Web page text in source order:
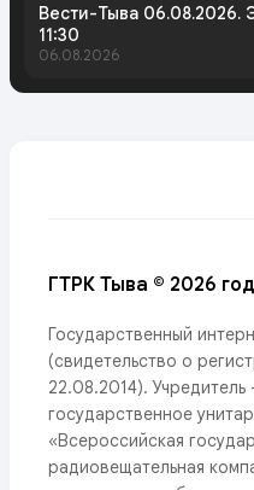
Вести-Тыва 06.08.2026.
11:30
06.08.2026
ГТРК Тыва © 2026 год
Государственный
(свидетельство о
22.08.2014).
государственное
«Всероссийская
радиовещательная